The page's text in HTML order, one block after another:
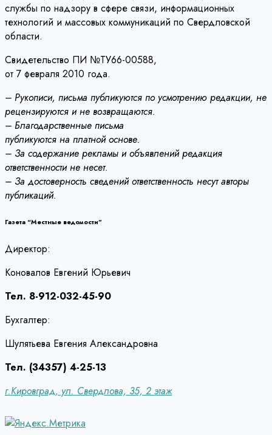
службы по надзору в сфере связи, информационных
технологий и массовых коммуникаций по Свердловской
области.
Свидетельство ПИ №ТУ66-00588,
от 7 февраля 2010 года.
– Рукописи, письма публикуются по усмотрению редакции, не
рецензируются и не возвращаются.
– Благодарственные письма
публикуются на платной основе.
– За содержание рекламы и объявлений редакция
ответственности не несет.
– За достоверность сведений ответственность несут авторы
публикаций.
Газета “Местные ведомости”
Директор:
Коновалов Евгений Юрьевич
Тел. 8-912-032-45-90
Бухгалтер:
Шулятьева Евгения Александровна
Тел. (34357) 4-25-13
г.Кировград, ул. Свердлова, 35, 2 этаж